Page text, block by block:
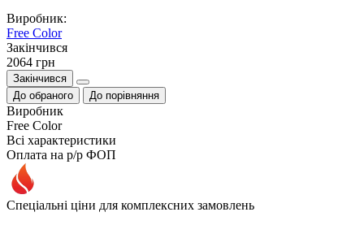
Виробник:
Free Color
Закiнчився
2064 грн
Закінчився
До обраного
До порівняння
Виробник
Free Color
Всі характеристики
Оплата на р/р ФОП
Спеціальні ціни для комплексних замовлень